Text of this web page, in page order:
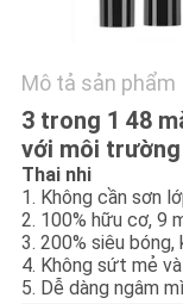
PRIVACY
POLICY
Mô tả sản phẩm
3 trong 1 48
với môi
Thai nhi
1. Không cần sơn
2. 100% hữu cơ, 9
3. 200% siêu bóng,
4. Không sứt mẻ
5. Dễ dàng ngâm